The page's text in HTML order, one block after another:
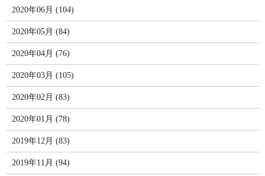
2020年06月 (104)
2020年05月 (84)
2020年04月 (76)
2020年03月 (105)
2020年02月 (83)
2020年01月 (78)
2019年12月 (83)
2019年11月 (94)